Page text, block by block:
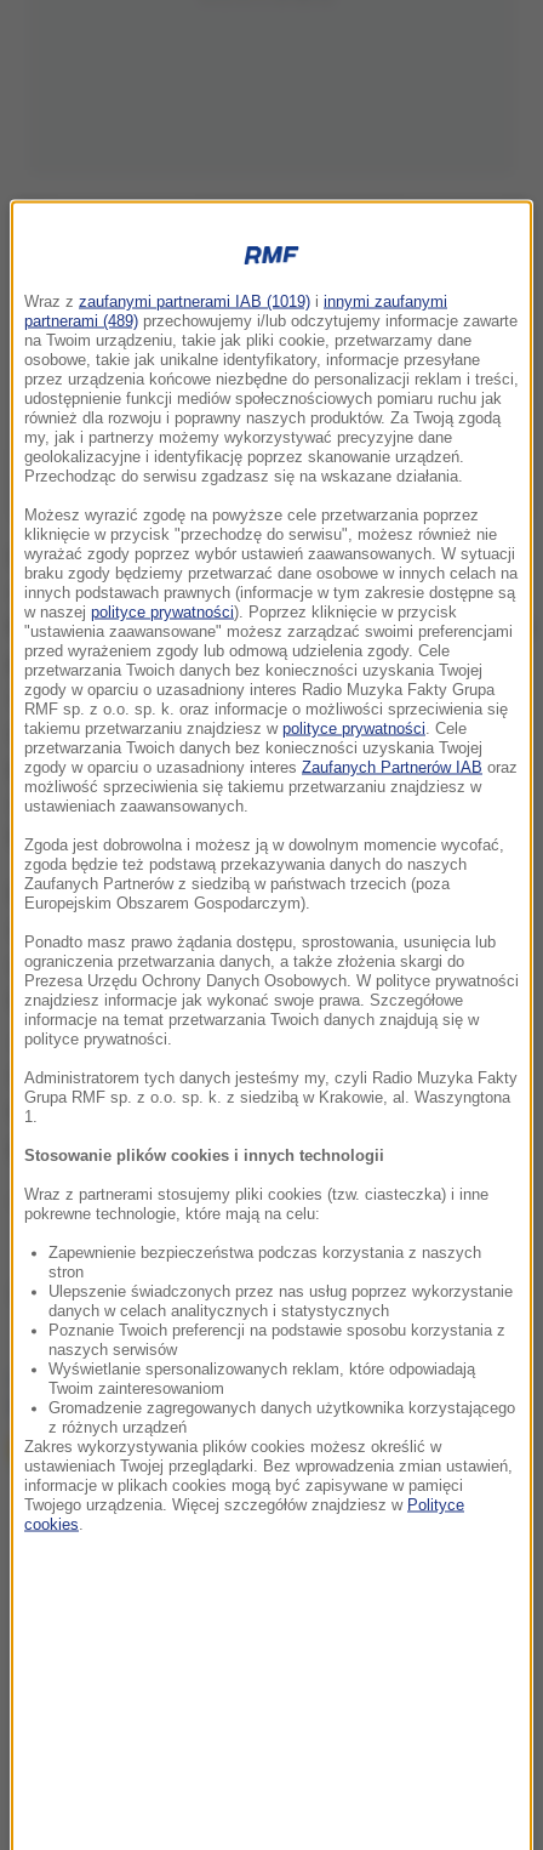
Luiz Felipe Scolari objął ekipę Evergrande w połowie
sezonu, zastępując Włocha Fabio Cannavaro. Pod
kierunkiem Brazylijczyka zespół z Kantonu sięgnął po
piątą z rzędu koronę mistrzowską (sezon zakończył
się 31 października), a także awansował do finału
azjatyckiej Ligi Mistrzów. W minioną sobotę w
pierwszym meczu finałowym podopieczni Scolariego
zremisowali w Dubaju z Al-Ahly 0:0. Rewanż - 21
listopada.
Luiz Felipe Scolari dwukrotnie pełnił funkcję
wywalczył z "Canarinhos" mistrzostwo świata w
turnieju organizowanym w Korei Południowej i w
Japonii, a przed rokiem na brazylijskich boiskach
zajął z drużyną gospodarzy dopiero czwarte
miejsce, ponosząc w ostatnich meczach bolesne
porażki z Niemcami 1:7 i Holandią 0:3.
(mn)
Źródło: RMF24/PAP
chcesz widzieć więcej artykułów od RMF24?dodaj w
Google
Wraz z zaufanymi partnerami IAB (1019) i innymi zaufanymi
partnerami (489) przechowujemy i/lub odczytujemy informacje zawarte
na Twoim urządzeniu, takie jak pliki cookie, przetwarzamy dane
osobowe, takie jak unikalne identyfikatory, informacje przesyłane
przez urządzenia końcowe niezbędne do personalizacji reklam i treści,
udostępnienie funkcji mediów społecznościowych pomiaru ruchu jak
również dla rozwoju i poprawny naszych produktów. Za Twoją zgodą
my, jak i partnerzy możemy wykorzystywać precyzyjne dane
geolokalizacyjne i identyfikację poprzez skanowanie urządzeń.
Przechodząc do serwisu zgadzasz się na wskazane działania.
Możesz wyrazić zgodę na powyższe cele przetwarzania poprzez
kliknięcie w przycisk "przechodzę do serwisu", możesz również nie
wyrażać zgody poprzez wybór ustawień zaawansowanych. W sytuacji
braku zgody będziemy przetwarzać dane osobowe w innych celach na
innych podstawach prawnych (informacje w tym zakresie dostępne są
w naszej polityce prywatności). Poprzez kliknięcie w przycisk
"ustawienia zaawansowane" możesz zarządzać swoimi preferencjami
przed wyrażeniem zgody lub odmową udzielenia zgody. Cele
przetwarzania Twoich danych bez konieczności uzyskania Twojej
zgody w oparciu o uzasadniony interes Radio Muzyka Fakty Grupa
RMF sp. z o.o. sp. k. oraz informacje o możliwości sprzeciwienia się
takiemu przetwarzaniu znajdziesz w polityce prywatności . Cele
przetwarzania Twoich danych bez konieczności uzyskania Twojej
zgody w oparciu o uzasadniony interes Zaufanych Partnerów IAB oraz
możliwość sprzeciwienia się takiemu przetwarzaniu znajdziesz w
ustawieniach zaawansowanych.
Zgoda jest dobrowolna i możesz ją w dowolnym momencie wycofać,
zgoda będzie też podstawą przekazywania danych do naszych
Zaufanych Partnerów z siedzibą w państwach trzecich (poza
Europejskim Obszarem Gospodarczym).
Ponadto masz prawo żądania dostępu, sprostowania, usunięcia lub
ograniczenia przetwarzania danych, a także złożenia skargi do
Prezesa Urzędu Ochrony Danych Osobowych. W polityce prywatności
znajdziesz informacje jak wykonać swoje prawa. Szczegółowe
informacje na temat przetwarzania Twoich danych znajdują się w
polityce prywatności.
Administratorem tych danych jesteśmy my, czyli Radio Muzyka Fakty
Grupa RMF sp. z o.o. sp. k. z siedzibą w Krakowie, al. Waszyngtona
1.
Stosowanie plików cookies i innych technologii
Wraz z partnerami stosujemy pliki cookies (tzw. ciasteczka) i inne
pokrewne technologie, które mają na celu:
Zapewnienie bezpieczeństwa podczas korzystania z naszych
stron
Ulepszenie świadczonych przez nas usług poprzez wykorzystanie
danych w celach analitycznych i statystycznych
Poznanie Twoich preferencji na podstawie sposobu korzystania z
naszych serwisów
Wyświetlanie spersonalizowanych reklam, które odpowiadają
Twoim zainteresowaniom
Gromadzenie zagregowanych danych użytkownika korzystającego
z różnych urządzeń
Zakres wykorzystywania plików cookies możesz określić w
ustawieniach Twojej przeglądarki. Bez wprowadzenia zmian ustawień,
informacje w plikach cookies mogą być zapisywane w pamięci
Twojego urządzenia. Więcej szczegółów znajdziesz w Polityce
cookies